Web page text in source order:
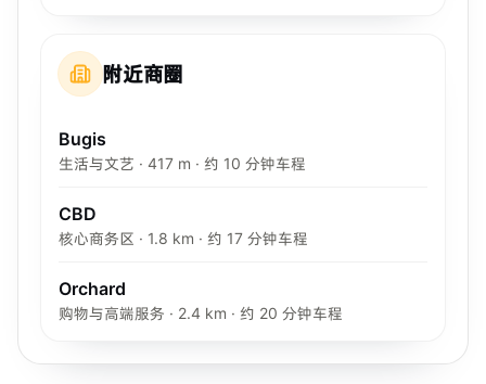
附近商圈
Bugis
生活与文艺 · 417 m · 约 10 分钟车程
CBD
核心商务区 · 1.8 km · 约 17 分钟车程
Orchard
购物与高端服务 · 2.4 km · 约 20 分钟车程